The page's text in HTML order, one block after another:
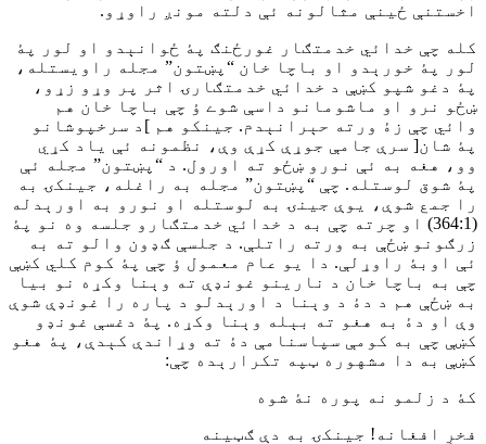
اخستنې ځينې مثالونه ئې دلته مونږ راوړو.
کله چې خدائي خدمتګار غورځنګ پۀ ځوانېدو او لور پۀ
لور پۀ خورېدو او باچا خان “پښتون” مجله راويستله،
پۀ دغو شپو کښې د خدائي خدمتګارۍ اثر پر وړو زړو،
ښځو نرو او ماشومانو داسې شوے ؤ چې باچا خان هم
وائي چې زۀ ورته حېرانېدم. جينکو هم ]د سرخپوشانو
پۀ شان[ سرې جامې جوړې کړې وې، نظمونه ئې ياد کړي
وو، هغه به ئې نورو ښځو ته اورول. د “پښتون” مجله ئې
پۀ شوق لوستله. چې “پښتون” مجله به راغله، جينکۍ به
را جمع شوې، يوې جينۍ به لوستله او نورو به اورېدله
(364:1) او چرته چې به د خدائي خدمتګارو جلسه وه نو پۀ
زرګونو ښځې به ورته راتلې. د جلسې ګډون والو ته به
ئې اوبۀ راوړلې. دا يو عام معمول ؤ چې پۀ کوم کلي کښې
چې به باچا خان د نارينو غونډې ته وېنا وکړه نو بيا
به ښځې هم د دۀ د وېنا د اورېدلو د پاره را غونډې شوې
وې او دۀ به هغو ته بېله وېنا وکړه. پۀ دغسې غونډو
کښې چې به کومې سپاسنامې دۀ ته وړاندې کېدې، پۀ هغو
کښې به دا مشهوره ټپه تکرارېده چې:
کۀ د زلمو نه پوره نۀ شوه
فخرِ افغانه! جينکۍ به دې ګټينه